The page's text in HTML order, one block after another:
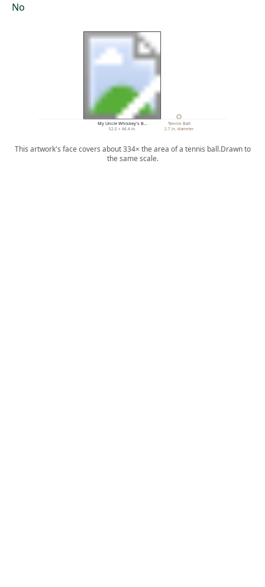
No
My Uncle Whiskey's B…
52.5 × 46.4 in.
Tennis Ball
2.7 in. diameter
This artwork's face covers about 334× the area of a tennis ball.Drawn to
the same scale.